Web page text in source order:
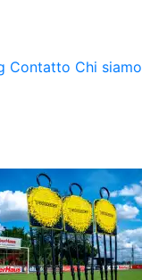
Contatto Chi siamo